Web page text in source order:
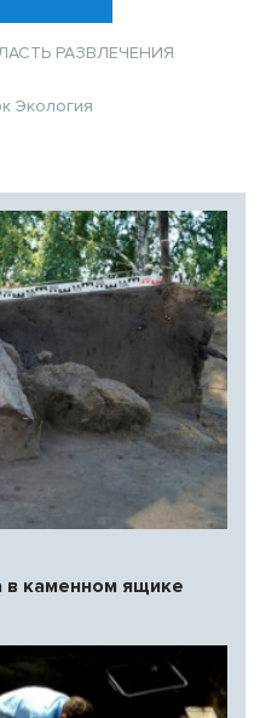
РАЗВЛЕЧЕНИЯ
Экология
каменном ящике